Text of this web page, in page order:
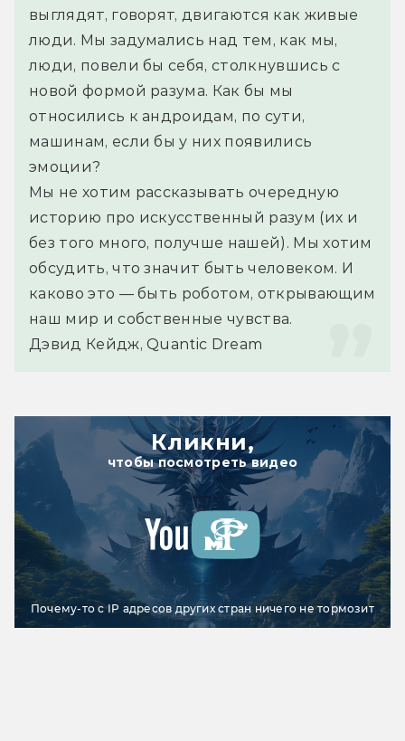
выглядят, говорят, двигаются как живые
люди. Мы задумались над тем, как мы,
люди, повели бы себя, столкнувшись с
новой формой разума. Как бы мы
относились к андроидам, по сути,
машинам, если бы у них появились
эмоции?
Мы не хотим рассказывать очередную
историю про искусственный разум (их и
без того много, получше нашей). Мы хотим
обсудить, что значит быть человеком. И
каково это — быть роботом, открывающим
наш мир и собственные чувства.
Дэвид Кейдж, Quantic Dream
Кликни,
чтобы посмотреть видео
Почему-то с IP адресов других стран ничего не тормозит